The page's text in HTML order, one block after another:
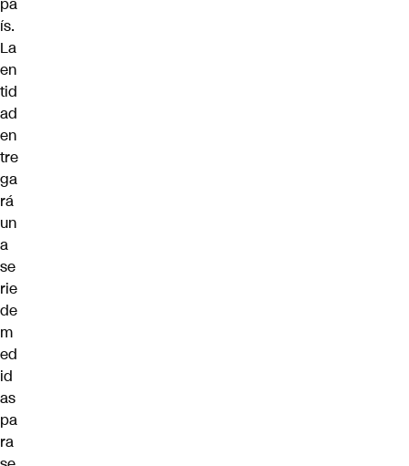
ís.
La
en
tid
ad
en
tre
ga
rá
un
a
se
rie
de
m
ed
id
as
pa
ra